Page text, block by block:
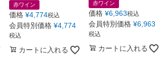
赤ワイン
価格 ¥4,774税込
会員特別価格 ¥4,774
税込
カートに入れる
赤ワイン
価格 ¥6,963税込
会員特別価格 ¥6,963
税込
カートに入れる